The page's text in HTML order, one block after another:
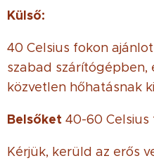
Külső:
40 Celsius fokon
szabad szárítógépben,
közvetlen hőhatásnak
Belsőket 40-60 Celsius
Kérjük, kerüld az erős